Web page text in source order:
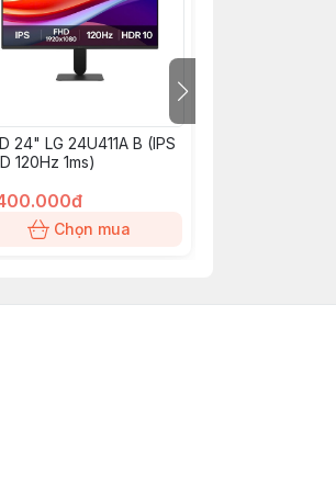
24" LG 24U411A B (IPS
120Hz 1ms)
Chọn mua